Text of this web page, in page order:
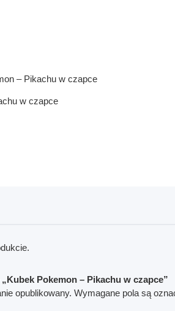
– Pikachu w czapce
w czapce
Pokemon – Pikachu w czapce”
opublikowany. Wymagane pola są